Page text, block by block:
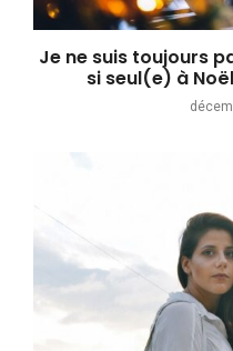
Je ne suis toujours
si seul(e) à